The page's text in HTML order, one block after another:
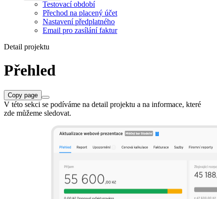
Testovací období
Přechod na placený účet
Nastavení předplatného
Email pro zasílání faktur
Detail projektu
Přehled
Copy page
V této sekci se podíváme na detail projektu a na informace, které
zde můžeme sledovat.